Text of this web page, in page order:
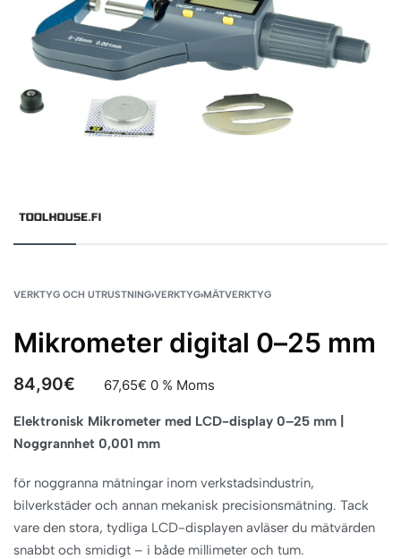
VERKTYG OCH UTRUSTNING›VERKTYG›MÄTVERKTYG
Mikrometer digital 0–25 mm
84,90€ 67,65€ 0 % Moms
Elektronisk Mikrometer med LCD-display 0–25 mm |
Noggrannhet 0,001 mm
för noggranna mätningar inom verkstadsindustrin,
bilverkstäder och annan mekanisk precisionsmätning. Tack
vare den stora, tydliga LCD-displayen avläser du mätvärden
snabbt och smidigt – i både millimeter och tum.